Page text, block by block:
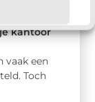
kantoor
vaak een
Toch